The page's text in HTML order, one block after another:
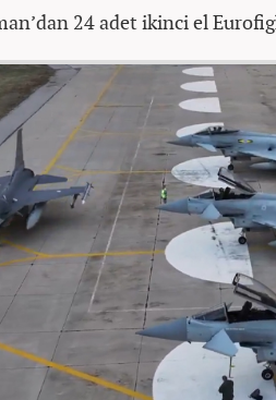
24 adet ikinci el